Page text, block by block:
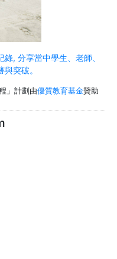
, 分享當中學生、老師、
突破。
」計劃由優質教育基金贊助